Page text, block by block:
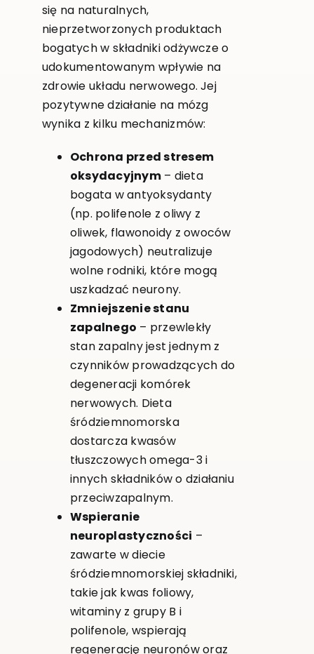
się na naturalnych,
nieprzetworzonych produktach
bogatych w składniki odżywcze o
udokumentowanym wpływie na
zdrowie układu nerwowego. Jej
pozytywne działanie na mózg
wynika z kilku mechanizmów:
Ochrona przed stresem
oksydacyjnym– dieta
bogata w antyoksydanty
(np. polifenole z oliwy z
oliwek, flawonoidy z owoców
jagodowych) neutralizuje
wolne rodniki, które mogą
uszkadzać neurony.
Zmniejszenie stanu
zapalnego – przewlekły
stan zapalny jest jednym z
czynników prowadzących do
degeneracji komórek
nerwowych. Dieta
śródziemnomorska
dostarcza kwasów
tłuszczowych omega-3 i
innych składników o działaniu
przeciwzapalnym.
Wspieranie
neuroplastyczności –
zawarte w diecie
śródziemnomorskiej składniki,
takie jak kwas foliowy,
witaminy z grupy B i
polifenole, wspierają
regenerację neuronów oraz